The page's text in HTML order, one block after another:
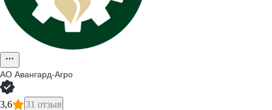
АО Авангард-Агро
3,6 31 отзыв